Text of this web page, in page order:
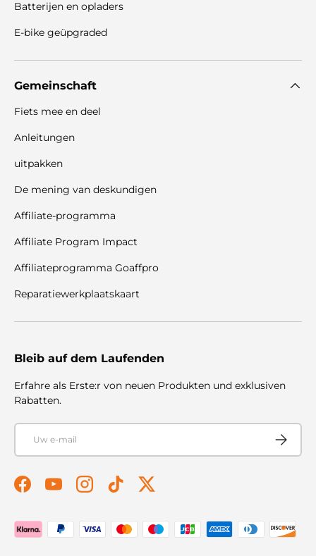
Batterijen en opladers
E-bike geüpgraded
Gemeinschaft
Fiets mee en deel
Anleitungen
uitpakken
De mening van deskundigen
Affiliate-programma
Affiliate Program Impact
Affiliateprogramma Goaffpro
Reparatiewerkplaatskaart
Bleib auf dem Laufenden
Erfahre als Erste:r von neuen Produkten und exklusiven
Rabatten.
E-mail
FacebookYouTubeInstagramTikTokTwitter
Betaalmethoden geaccepteerd